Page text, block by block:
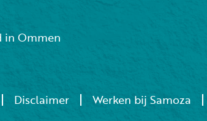
in Ommen
Disclaimer Werken bij Samoza